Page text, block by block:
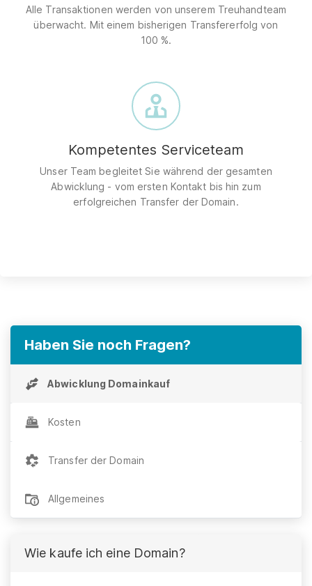
Alle Transaktionen werden von unserem Treuhandteam
überwacht. Mit einem bisherigen Transfererfolg von
100 %.
Kompetentes Serviceteam
Unser Team begleitet Sie während der gesamten
Abwicklung - vom ersten Kontakt bis hin zum
erfolgreichen Transfer der Domain.
Haben Sie noch Fragen?
Abwicklung Domainkauf
Kosten
Transfer der Domain
Allgemeines
Wie kaufe ich eine Domain?